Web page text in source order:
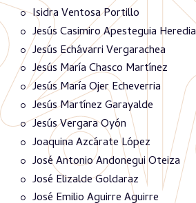
Isidra Ventosa Portillo
Jesús Casimiro Apesteguia Heredia
Jesús Echávarri Vergarachea
Jesús María Chasco Martínez
Jesús María Ojer Echeverria
Jesús Martínez Garayalde
Jesús Vergara Oyón
Joaquina Azcárate López
José Antonio Andonegui Oteiza
José Elizalde Goldaraz
José Emilio Aguirre Aguirre